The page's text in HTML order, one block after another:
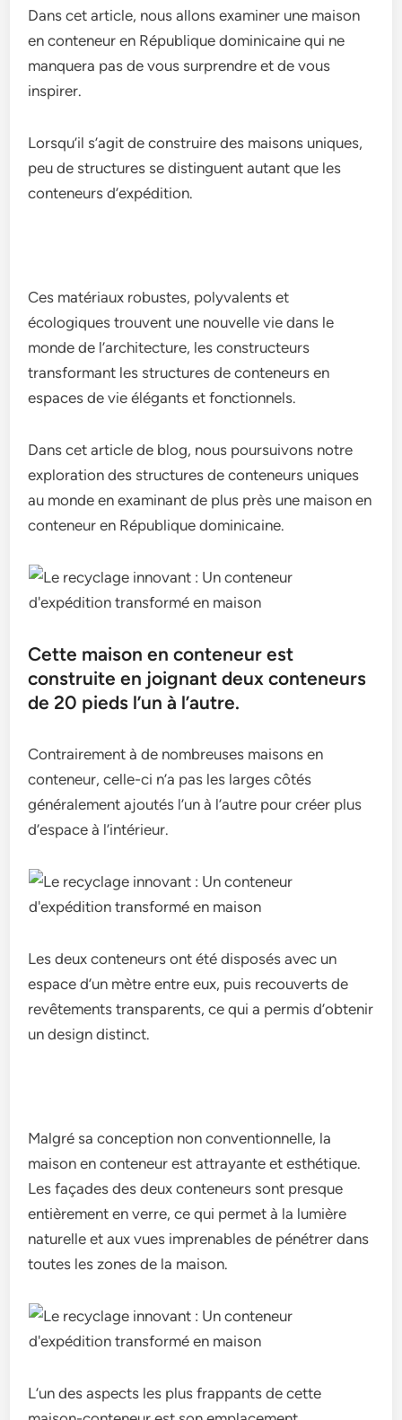
Dans cet article, nous allons examiner une maison
en conteneur en République dominicaine qui ne
manquera pas de vous surprendre et de vous
inspirer.
Lorsqu’il s’agit de construire des maisons uniques,
peu de structures se distinguent autant que les
conteneurs d’expédition.
Ces matériaux robustes, polyvalents et
écologiques trouvent une nouvelle vie dans le
monde de l’architecture, les constructeurs
transformant les structures de conteneurs en
espaces de vie élégants et fonctionnels.
Dans cet article de blog, nous poursuivons notre
exploration des structures de conteneurs uniques
au monde en examinant de plus près une maison en
conteneur en République dominicaine.
Cette maison en conteneur est
construite en joignant deux conteneurs
de 20 pieds l’un à l’autre.
Contrairement à de nombreuses maisons en
conteneur, celle-ci n’a pas les larges côtés
généralement ajoutés l’un à l’autre pour créer plus
d’espace à l’intérieur.
Les deux conteneurs ont été disposés avec un
espace d’un mètre entre eux, puis recouverts de
revêtements transparents, ce qui a permis d’obtenir
un design distinct.
Malgré sa conception non conventionnelle, la
maison en conteneur est attrayante et esthétique.
Les façades des deux conteneurs sont presque
entièrement en verre, ce qui permet à la lumière
naturelle et aux vues imprenables de pénétrer dans
toutes les zones de la maison.
L’un des aspects les plus frappants de cette